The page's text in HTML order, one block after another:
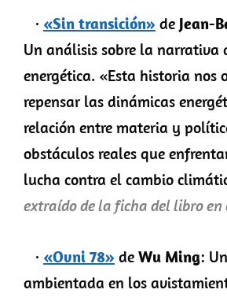
· «Sin transición» de Jean-
Un análisis sobre la narrativa
energética. «Esta historia nos
repensar las dinámicas
relación entre materia y
obstáculos reales que
lucha contra el cambio
extraído de la ficha del libro en
· «Ovni 78» de Wu Ming:
ambientada en los